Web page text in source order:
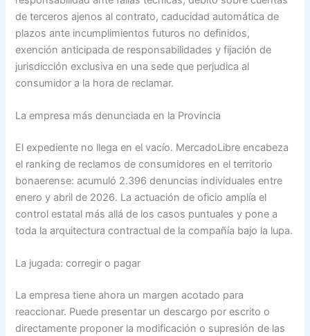
de terceros ajenos al contrato, caducidad automática de
plazos ante incumplimientos futuros no definidos,
exención anticipada de responsabilidades y fijación de
jurisdicción exclusiva en una sede que perjudica al
consumidor a la hora de reclamar.
La empresa más denunciada en la Provincia
El expediente no llega en el vacío. MercadoLibre encabeza
el ranking de reclamos de consumidores en el territorio
bonaerense: acumuló 2.396 denuncias individuales entre
enero y abril de 2026. La actuación de oficio amplía el
control estatal más allá de los casos puntuales y pone a
toda la arquitectura contractual de la compañía bajo la lupa.
La jugada: corregir o pagar
La empresa tiene ahora un margen acotado para
reaccionar. Puede presentar un descargo por escrito o
directamente proponer la modificación o supresión de las